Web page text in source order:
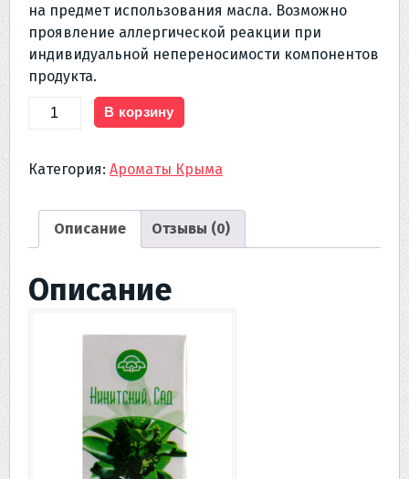
на предмет использования масла. Возможно
проявление аллергической реакции при
индивидуальной непереносимости компонентов
продукта.
Количество
Масло
САНДАЛОВОЕ
Никитский
Сад
В корзину
Категория: Ароматы Крыма
Описание Отзывы (0)
Описание